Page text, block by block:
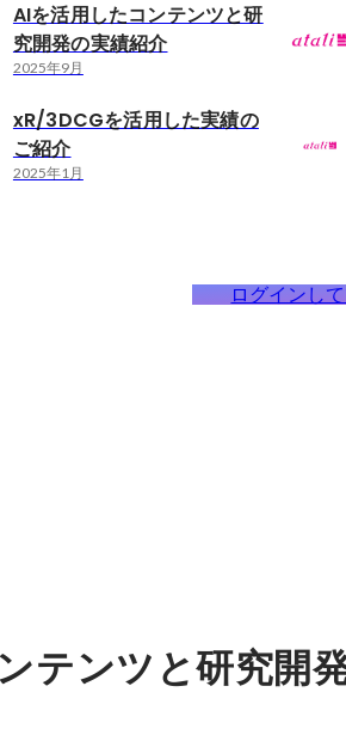
AIを活用したコンテンツと研
究開発の実績紹介
2025年9月
xR/3DCGを活用した実績の
ご紹介
2025年1月
ログインし
テンツと研究開